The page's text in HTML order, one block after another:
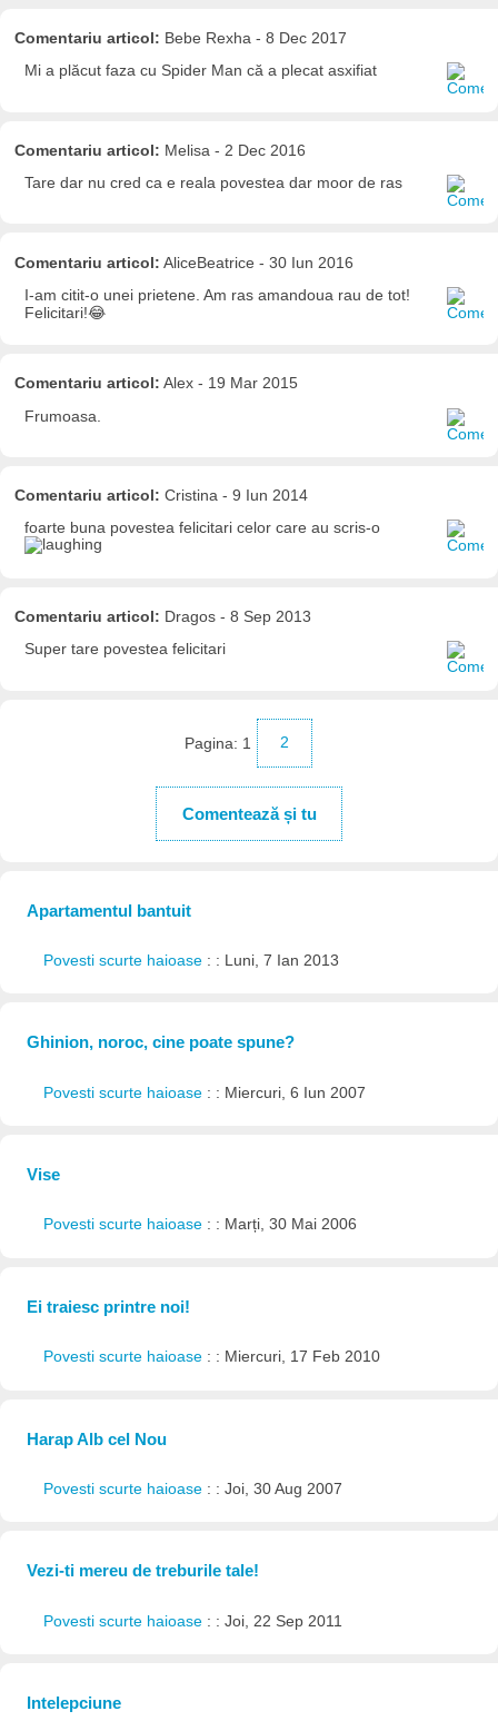
Comentariu articol: Bebe Rexha - 8 Dec 2017
Mi a plăcut faza cu Spider Man că a plecat asxifiat
Comentariu articol: Melisa - 2 Dec 2016
Tare dar nu cred ca e reala povestea dar moor de ras
Comentariu articol: AliceBeatrice - 30 Iun 2016
I-am citit-o unei prietene. Am ras amandoua rau de tot!
Felicitari!😂
Comentariu articol: Alex - 19 Mar 2015
Frumoasa.
Comentariu articol: Cristina - 9 Iun 2014
foarte buna povestea felicitari celor care au scris-o
Comentariu articol: Dragos - 8 Sep 2013
Super tare povestea felicitari
Pagina: 1 2
Comentează și tu
Apartamentul bantuit
Povesti scurte haioase : : Luni, 7 Ian 2013
Ghinion, noroc, cine poate spune?
Povesti scurte haioase : : Miercuri, 6 Iun 2007
Vise
Povesti scurte haioase : : Marți, 30 Mai 2006
Ei traiesc printre noi!
Povesti scurte haioase : : Miercuri, 17 Feb 2010
Harap Alb cel Nou
Povesti scurte haioase : : Joi, 30 Aug 2007
Vezi-ti mereu de treburile tale!
Povesti scurte haioase : : Joi, 22 Sep 2011
Intelepciune